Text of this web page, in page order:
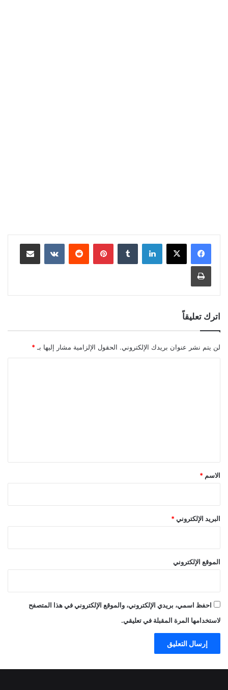
لينكدإن بينتيريست مشاركة عبر البريد
طباعة
اترك تعليقاً
لن يتم نشر عنوان بريدك الإلكتروني. الحقول الإلزامية مشار إليها بـ *
*
الاسم *
البريد الإلكتروني *
الموقع الإلكتروني
احفظ اسمي، بريدي الإلكتروني، والموقع الإلكتروني في هذا المتصفح
لاستخدامها المرة المقبلة في تعليقي.